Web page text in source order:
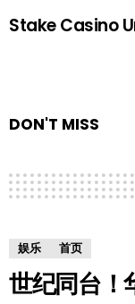
Stake Casino
DON'T MISS
娱乐 首页
世纪同台！